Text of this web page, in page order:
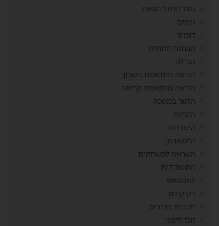
גלגל המזל רגשות
גרפים
דומינו
הבחנה חזותית
הגרלה
הוראה מותאמת חשבון
הוראה מותאמת קריאה
הזמר במסכה
היכרות
הישרדות
הרמאדאן
השראה למשחקים
התמודדות
וואטסאפ
ויקיקידס
זהירות בדרכים
זום חינמי